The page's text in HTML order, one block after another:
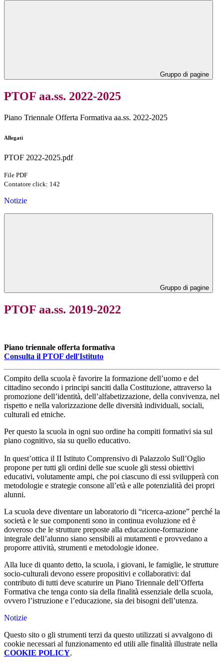
Gruppo di pagine
PTOF aa.ss. 2022-2025
Piano Triennale Offerta Formativa aa.ss. 2022-2025
Allegati
PTOF 2022-2025.pdf
File PDF
Contatore click: 142
Notizie
Gruppo di pagine
PTOF aa.ss. 2019-2022
Piano triennale offerta formativa
Consulta il PTOF dell'Istituto
Compito della scuola è favorire la formazione dell’uomo e del
cittadino secondo i principi sanciti dalla Costituzione, attraverso la
promozione dell’identità, dell’alfabetizzazione, della convivenza, nel
rispetto e nella valorizzazione delle diversità individuali, sociali,
culturali ed etniche.
Per questo la scuola in ogni suo ordine ha compiti formativi sia sul
piano cognitivo, sia su quello educativo.
In quest’ottica il II Istituto Comprensivo di Palazzolo Sull’Oglio
propone per tutti gli ordini delle sue scuole gli stessi obiettivi
educativi, volutamente ampi, che poi ciascuno di essi svilupperà con
metodologie e strategie consone all’età e alle potenzialità dei propri
alunni.
La scuola deve diventare un laboratorio di “ricerca-azione” perché la
società e le sue componenti sono in continua evoluzione ed è
doveroso che le strutture preposte alla educazione-formazione
integrale dell’alunno siano sensibili ai mutamenti e provvedano a
proporre attività, strumenti e metodologie idonee.
Alla luce di quanto detto, la scuola, i giovani, le famiglie, le strutture
socio-culturali devono essere propositivi e collaborativi: dal
contributo di tutti deve scaturire un Piano Triennale dell’Offerta
Formativa che tenga conto sia della finalità essenziale della scuola,
ovvero l’istruzione e l’educazione, sia dei bisogni dell’utenza.
Notizie
Questo sito o gli strumenti terzi da questo utilizzati si avvalgono di
cookie necessari al funzionamento ed utili alle finalità illustrate nella
COOKIE POLICY.